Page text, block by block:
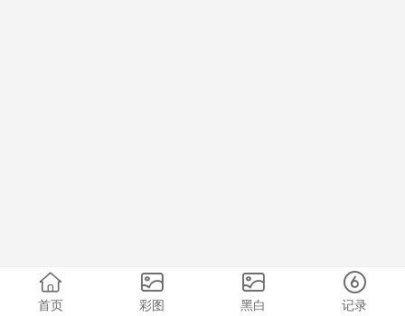
首页 彩图 黑白 记录